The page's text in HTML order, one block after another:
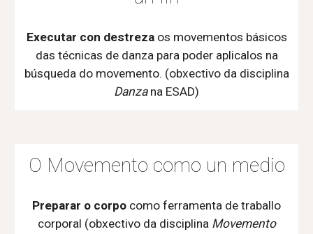
Executar con destrezaos movementos básicos
das técnicas de danza para poder aplicalos na
búsqueda do movemento. (obxectivo da disciplina
Danza na ESAD)
O Movemento como un medio
Preparar o corpo como ferramenta de traballo
corporal (obxectivo da disciplina Movemento